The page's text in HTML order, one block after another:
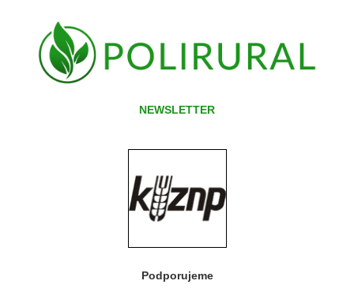
NEWSLETTER
Podporujeme